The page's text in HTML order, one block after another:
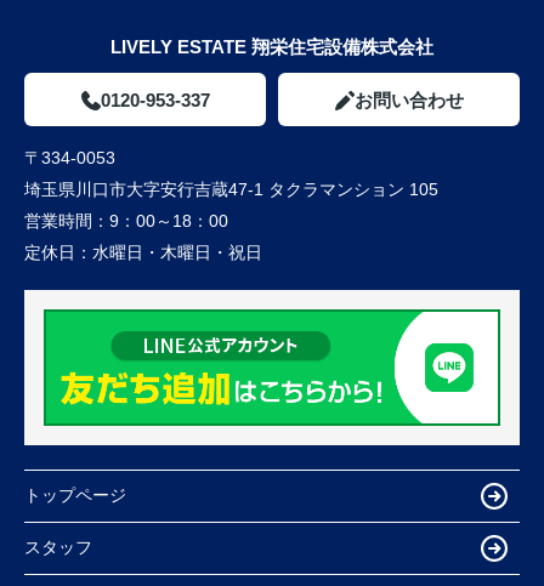
LIVELY ESTATE 翔栄住宅設備株式会社
0120-953-337 お問い合わせ
〒334-0053
埼玉県川口市大字安行吉蔵47-1 タクラマンション 105
営業時間： 9：00～18：00
定休日： 水曜日・木曜日・祝日
トップページ
スタッフ